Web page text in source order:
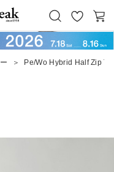
お
気
カ
ー
＞ Pe/Wo Hybrid Half Zip T-